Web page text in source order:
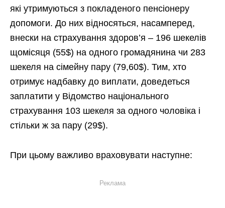
які утримуються з покладеного пенсіонеру
допомоги. До них відносяться, насамперед,
внески на страхування здоров’я – 196 шекелів
щомісяця (55$) на одного громадянина чи 283
шекеля на сімейну пару (79,60$). Тим, хто
отримує надбавку до виплати, доведеться
заплатити у Відомство національного
страхування 103 шекеля за одного чоловіка і
стільки ж за пару (29$).
При цьому важливо враховувати наступне:
Реклама